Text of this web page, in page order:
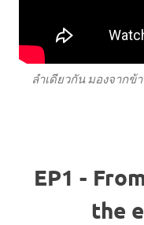
ลำเดียวกัน มองจากข้
EP1 -
the